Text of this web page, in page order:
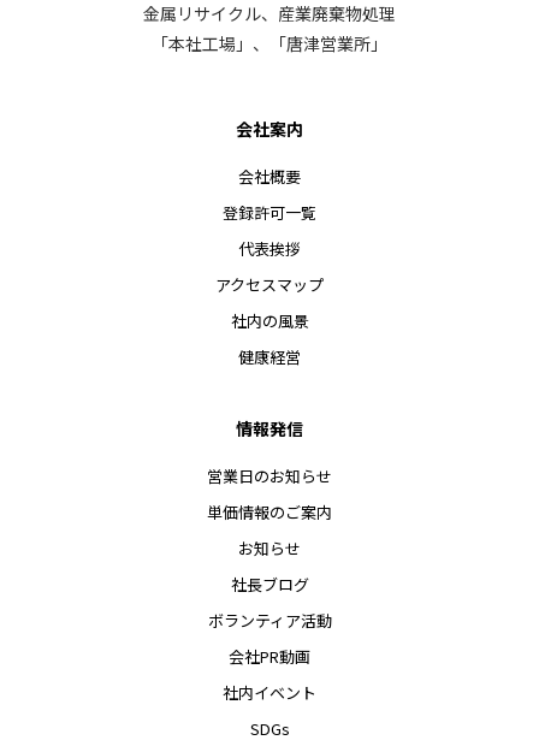
金属リサイクル、産業廃棄物処理
「本社工場」、「唐津営業所」
会社案内
会社概要
登録許可一覧
代表挨拶
アクセスマップ
社内の風景
健康経営
情報発信
営業日のお知らせ
単価情報のご案内
お知らせ
社長ブログ
ボランティア活動
会社PR動画
社内イベント
SDGs